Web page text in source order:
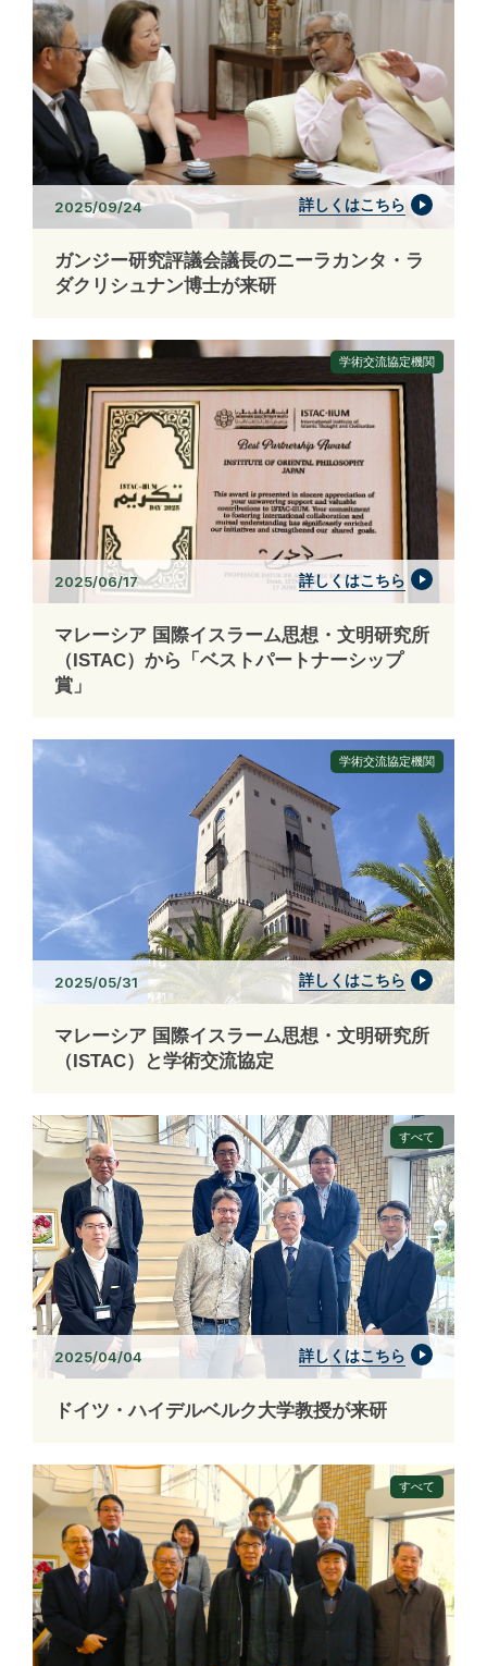
2025/09/24 詳しくはこちら
ガンジー研究評議会議長のニーラカンタ・ラ
ダクリシュナン博士が来研
学術交流協定機関
2025/06/17 詳しくはこちら
マレーシア 国際イスラーム思想・文明研究所
（ISTAC）から「ベストパートナーシップ
賞」
学術交流協定機関
2025/05/31 詳しくはこちら
マレーシア 国際イスラーム思想・文明研究所
（ISTAC）と学術交流協定
すべて
2025/04/04 詳しくはこちら
ドイツ・ハイデルベルク大学教授が来研
すべて